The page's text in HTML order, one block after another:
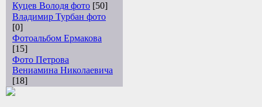
Куцев Володя фото [50]
Владимир Турбан фото
[0]
Фотоальбом Ермакова
[15]
Фото Петрова
Вениамина Николаевича
[18]